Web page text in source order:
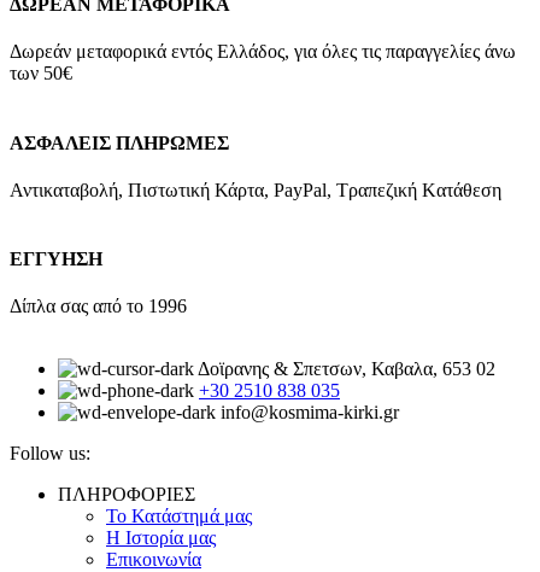
ΔΩΡΕΑΝ ΜΕΤΑΦΟΡΙΚΑ
Δωρεάν μεταφορικά εντός Ελλάδος, για όλες τις παραγγελίες άνω
των 50€
ΑΣΦΑΛΕΙΣ ΠΛΗΡΩΜΕΣ
Αντικαταβολή, Πιστωτική Κάρτα, PayPal, Τραπεζική Kατάθεση
ΕΓΓΥΗΣΗ
Δίπλα σας από το 1996
Δοϊρανης & Σπετσων, Καβαλα, 653 02
+30 2510 838 035
info@kosmima-kirki.gr
Follow us:
ΠΛΗΡΟΦΟΡΙΕΣ
Το Κατάστημά μας
Η Ιστορία μας
Επικοινωνία